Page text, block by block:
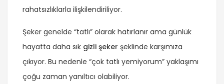
rahatsızlıklarla ilişkilendiriliyor.
Şeker genelde “tatlı” olarak hatırlanır ama günlük
hayatta daha sık gizli şeker şeklinde karşımıza
çıkıyor. Bu nedenle “çok tatlı yemiyorum” yaklaşımı
çoğu zaman yanıltıcı olabiliyor.